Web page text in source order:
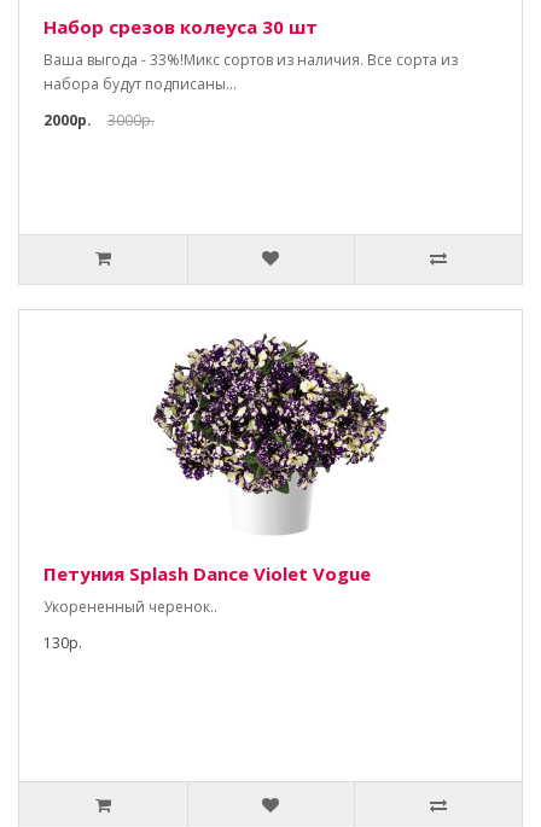
Набор срезов колеуса 30 шт
Ваша выгода - 33%!Микс сортов из наличия. Все сорта из
набора будут подписаны...
2000р.
3000р.
Петуния Splash Dance Violet Vogue
Укорененный черенок..
130р.